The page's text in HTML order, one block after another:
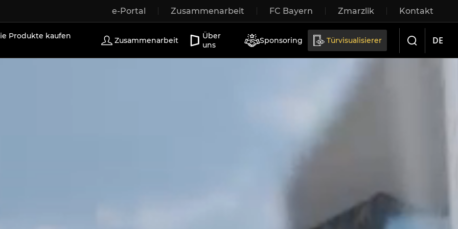
e-Portal Zusammenarbeit FC Bayern Zmarzlik Kontakt
Außentüren Terrassentüren Schiebetüren
Produkte kaufen
Zusammenarbeit
Über
uns
Sponsoring Türvisualisierer DE